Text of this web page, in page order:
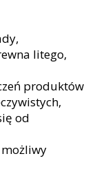
litego,
produktów
od